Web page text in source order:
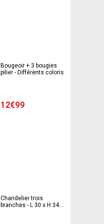
Bougeoir + 3 bougies
pilier - Différents coloris
12€99
Chandelier trois
branches - L 30 x H 34